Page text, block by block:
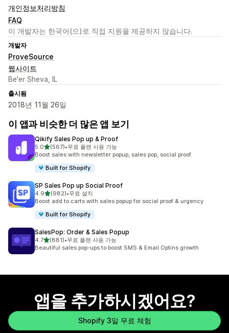
개인정보처리방침
FAQ
이 개발자는 한국어(으)로 직접 지원을 제공하지 않습니다.
개발자
ProveSource
웹사이트
Be'er Sheva, IL
출시됨
2018년 11월 26일
이 앱과 비슷한 더 많은 앱 보기
Qikify Sales Pop up & Proof
5.0별 5개 중
(567)
총 리뷰 567개
•무료 플랜 사용 가능
Boost sales with newsletter popup, sales pop, social proof.
Built for Shopify
SP Sales Pop up Social Proof
4.9별 5개 중
(982)
총 리뷰 982개
•무료 설치
Boost add to carts with sales popup for social proof & urgency
Built for Shopify
SalesPop: Order & Sales Popup
4.7별 5개 중
(881)
총 리뷰 881개
•무료 플랜 사용 가능
Beautiful sales pop-ups to boost SMS & Email Optins growth
앱을 추가하시겠어요?
Shopify 3일 무료 체험